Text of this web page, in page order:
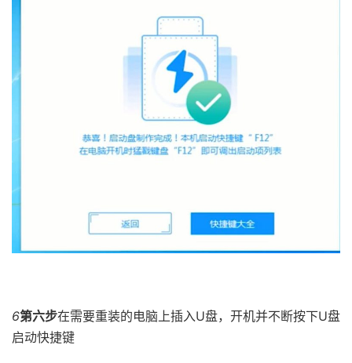
6第六步在需要重装的电脑上插入U盘，开机并不断按下U盘
启动快捷键